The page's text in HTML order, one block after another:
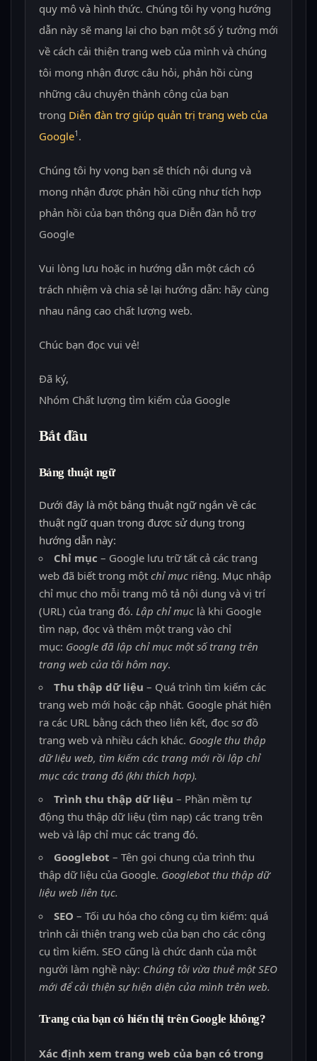
quy mô và hình thức. Chúng tôi hy vọng hướng
dẫn này sẽ mang lại cho bạn một số ý tưởng mới
về cách cải thiện trang web của mình và chúng
tôi mong nhận được câu hỏi, phản hồi cùng
những câu chuyện thành công của bạn
trong Diễn đàn trợ giúp quản trị trang web của
Google1 .
Chúng tôi hy vọng bạn sẽ thích nội dung và
mong nhận được phản hồi cũng như tích hợp
phản hồi của bạn thông qua Diễn đàn hỗ trợ
Google
Vui lòng lưu hoặc in hướng dẫn một cách có
trách nhiệm và chia sẻ lại hướng dẫn: hãy cùng
nhau nâng cao chất lượng web.
Chúc bạn đọc vui vẻ!
Đã ký,
Nhóm Chất lượng tìm kiếm của Google
Bắt đầu
Bảng thuật ngữ
Dưới đây là một bảng thuật ngữ ngắn về các
thuật ngữ quan trọng được sử dụng trong
hướng dẫn này:
Chỉ mục – Google lưu trữ tất cả các trang
web đã biết trong một chỉ mụcriêng. Mục nhập
chỉ mục cho mỗi trang mô tả nội dung và vị trí
(URL) của trang đó. Lập chỉ mụclà khi Google
tìm nạp, đọc và thêm một trang vào chỉ
mục: Google đã lập chỉ mục một số trang trên
trang web của tôi hôm nay.
Thu thập dữ liệu – Quá trình tìm kiếm các
trang web mới hoặc cập nhật. Google phát hiện
ra các URL bằng cách theo liên kết, đọc sơ đồ
trang web và nhiều cách khác. Google thu thập
dữ liệu web, tìm kiếm các trang mới rồi lập chỉ
mục các trang đó (khi thích hợp).
Trình thu thập dữ liệu – Phần mềm tự
động thu thập dữ liệu (tìm nạp) các trang trên
web và lập chỉ mục các trang đó.
Googlebot – Tên gọi chung của trình thu
thập dữ liệu của Google. Googlebot thu thập dữ
liệu web liên tục.
SEO – Tối ưu hóa cho công cụ tìm kiếm: quá
trình cải thiện trang web của bạn cho các công
cụ tìm kiếm. SEO cũng là chức danh của một
người làm nghề này: Chúng tôi vừa thuê một SEO
mới để cải thiện sự hiện diện của mình trên web.
Trang của bạn có hiển thị trên Google không?
Xác định xem trang web của bạn có trong